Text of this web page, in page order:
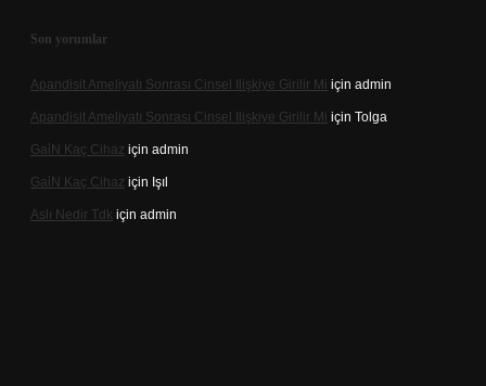
Son yorumlar
Apandisit Ameliyatı Sonrası Cinsel Ilişkiye Girilir Mi için admin
Apandisit Ameliyatı Sonrası Cinsel Ilişkiye Girilir Mi için Tolga
Gai̇N Kaç Cihaz için admin
Gai̇N Kaç Cihaz için Işıl
Aslı Nedir Tdk için admin